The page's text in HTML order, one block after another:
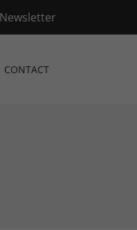
Newsletter
CONTACT